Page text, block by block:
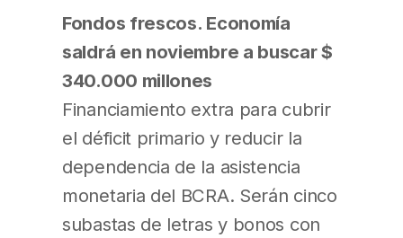
Fondos frescos. Economía
saldrá en noviembre a buscar $
340.000 millones
Financiamiento extra para cubrir
el déficit primario y reducir la
dependencia de la asistencia
monetaria del BCRA. Serán cinco
subastas de letras y bonos con